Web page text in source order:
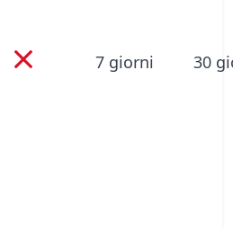
7 giorni 30